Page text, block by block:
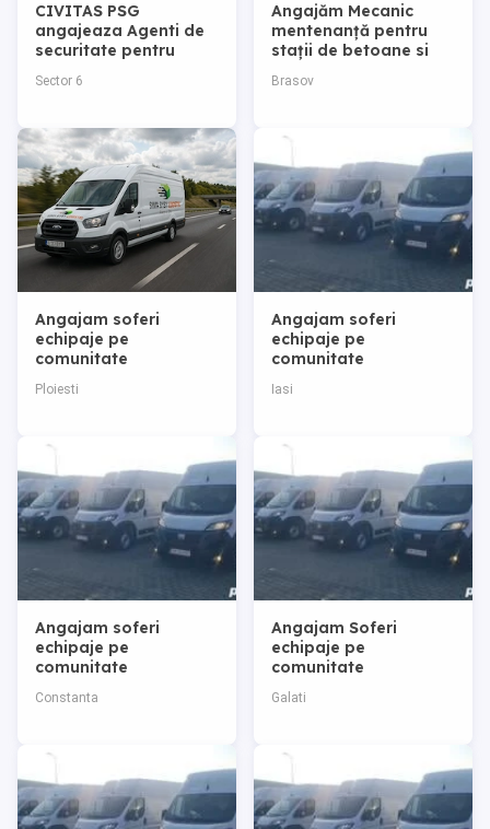
CIVITAS PSG
angajeaza Agenti de
securitate pentru
Sector 6
Angajăm Mecanic
mentenanță pentru
stații de betoane si
frontal (volist)
Brasov
Angajam soferi
echipaje pe
comunitate
Ploiesti
Angajam soferi
echipaje pe
comunitate
Iasi
Angajam soferi
echipaje pe
comunitate
Constanta
Angajam Soferi
echipaje pe
comunitate
Galati